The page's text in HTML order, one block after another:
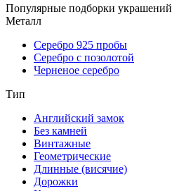
Популярные подборки украшений
Металл
Серебро 925 пробы
Серебро с позолотой
Черненое серебро
Тип
Английский замок
Без камней
Винтажные
Геометрические
Длинные (висячие)
Дорожки